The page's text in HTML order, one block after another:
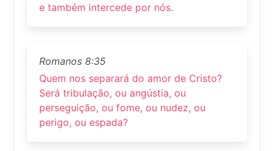
e também intercede por nós.
Romanos 8:35
Quem nos separará do amor de Cristo?
Será tribulação, ou angústia, ou
perseguição, ou fome, ou nudez, ou
perigo, ou espada?